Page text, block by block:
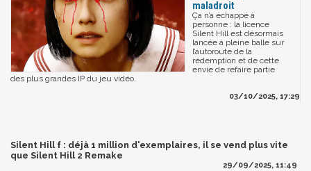
maladroit
Ça n’a échappé à
personne : la licence
Silent Hill est désormais
lancée à pleine balle sur
l’autoroute de la
rédemption et de cette
envie de refaire partie
des plus grandes IP du jeu vidéo.
03/10/2025, 17:29
Silent Hill f : déjà 1 million d'exemplaires, il se vend plus vite
que Silent Hill 2 Remake
29/09/2025, 11:49